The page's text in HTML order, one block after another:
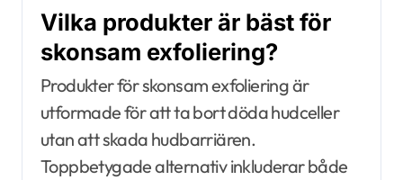
Vilka produkter är bäst för
skonsam exfoliering?
Produkter för skonsam exfoliering är
utformade för att ta bort döda hudceller
utan att skada hudbarriären.
Toppbetygade alternativ inkluderar både